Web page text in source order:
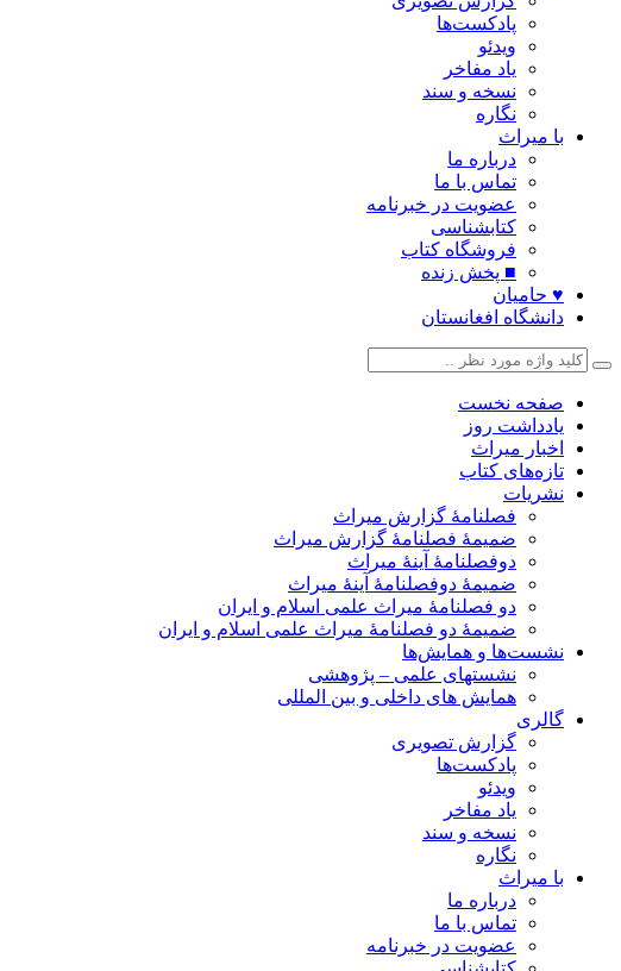
پادکست‌ها
ویدئو
یاد مفاخر
نسخه و سند
نگاره
با میراث
درباره ما
تماس با ما
عضویت در خبرنامه
کتابشناسی
فروشگاه کتاب
■ پخش زنده
♥ حامیان
دانشگاه افغانستان
صفحه نخست
یادداشت روز
اخبار میراث
تازه‌های کتاب
نشریات
فصلنامۀ گزارش میراث
ضمیمۀ فصلنامۀ گزارش میراث
دوفصلنامۀ آینۀ میراث
ضمیمۀ دوفصلنامۀ آینۀ میراث
دو فصلنامۀ میراث علمی اسلام و ایران
ضمیمۀ دو فصلنامۀ میراث علمی اسلام و ایران
نشست‌ها و همایش‌ها
نشستهای علمی – پژوهشی
همایش های داخلی و بین المللی
گالری
گزارش تصویری
پادکست‌ها
ویدئو
یاد مفاخر
نسخه و سند
نگاره
با میراث
درباره ما
تماس با ما
عضویت در خبرنامه